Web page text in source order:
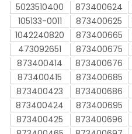
5023510400
873400624
105133-0011
873400625
1042240820
873400665
473092651
873400675
873400414
873400676
873400415
873400685
873400423
873400686
873400424
873400695
873400425
873400696